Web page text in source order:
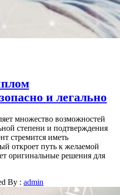
и легально
множество возможностей
степени и подтверждения
стремится иметь
откроет путь к желаемой
оригинальные решения для
By : admin